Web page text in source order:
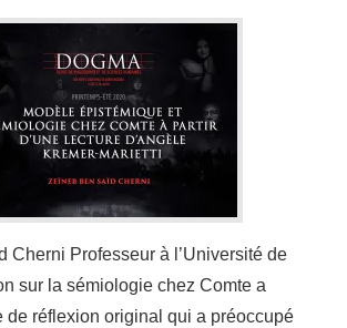
Cherni Professeur à l’Université de
sur la sémiologie chez Comte a
de réflexion original qui a préoccupé